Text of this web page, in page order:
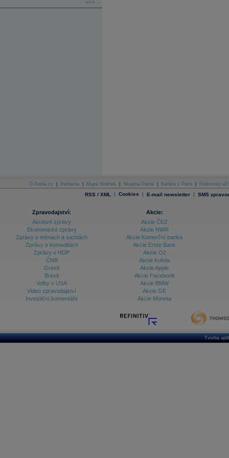
více...
O Patria.cz Reklama Mapa Stránek Skupina Patria Kariéra v Patrii Podmínky
RSS / XML | Cookies | E-mail newsletter | SMS
Zpravodajství:
Akciové zprávy
Ekonomické zprávy
Zprávy o měnách a sazbách
Zprávy o komoditách
Zprávy o HDP
ČNB
Grexit
Brexit
Volby v USA
Video zpravodajství
Investiční komentáře
Akcie:
Akcie ČEZ
Akcie NWR
Akcie Komerční banka
Akcie Erste Bank
Akcie O2
Akcie Kofola
Akcie Apple
Akcie Facebook
Akcie BMW
Akcie GE
Akcie Moneta
Tvorba